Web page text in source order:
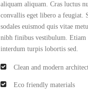
aliquam aliquam. Cras luctus
convallis eget libero a feugiat.
sodales euismod quis vitae
nibh finibus vestibulum.
interdum turpis lobortis sed.
Clean and modern
Eco friendly materials